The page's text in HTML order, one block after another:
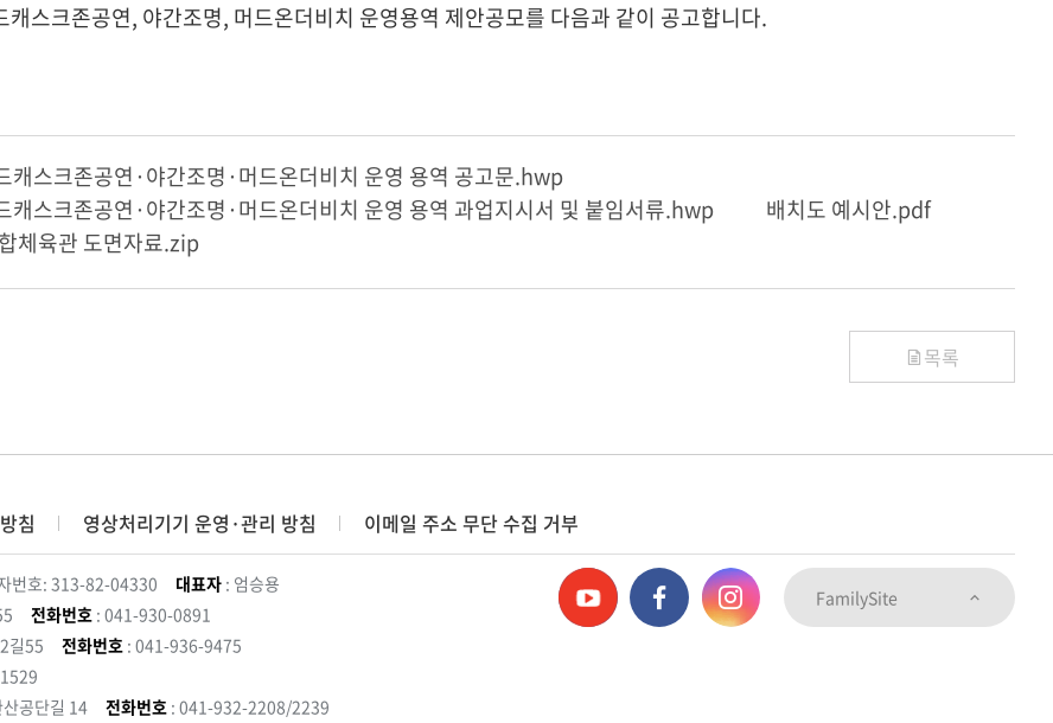
스크존공연, 야간조명, 머드온더비치 운영용역 제안공모를 다음과 같이 공고합니다.
스크존공연·야간조명·머드온더비치 운영 용역 공고문.hwp
스크존공연·야간조명·머드온더비치 운영 용역 과업지시서 및 붙임서류.hwp
배치도 예시안.pdf
체육관 도면자료.zip
목록
침 영상처리기기 운영·관리 방침 이메일 주소 무단 수집 거부
번호: 313-82-04330 대표자 : 엄승용
전화번호 : 041-930-0891
길55 전화번호 : 041-936-9475
공단길 14 전화번호 : 041-932-2208/2239
FamilySite